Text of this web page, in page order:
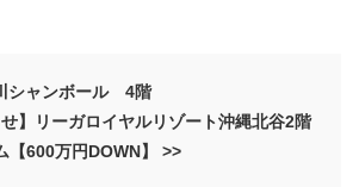
シャンボール 4階
せ】リーガロイヤルリゾート沖縄北谷2階
【600万円DOWN】 >>